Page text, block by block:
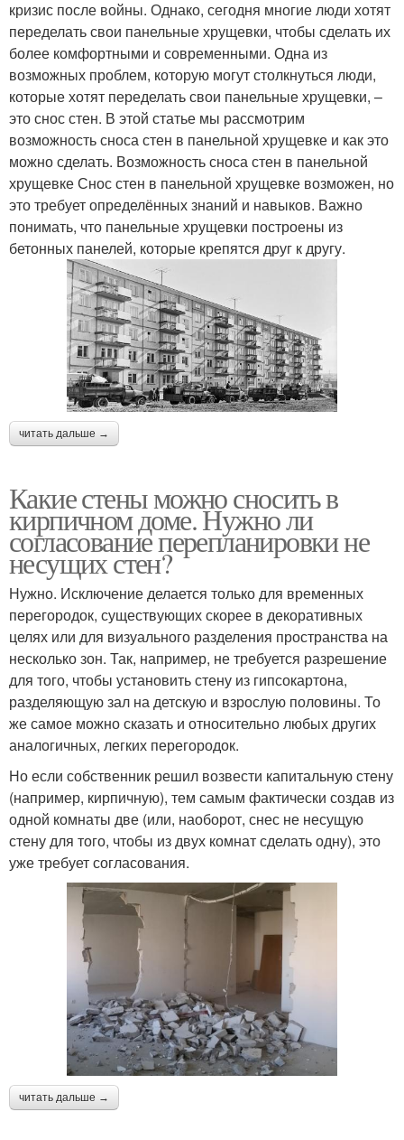
кризис после войны. Однако, сегодня многие люди хотят
переделать свои панельные хрущевки, чтобы сделать их
более комфортными и современными. Одна из
возможных проблем, которую могут столкнуться люди,
которые хотят переделать свои панельные хрущевки, –
это снос стен. В этой статье мы рассмотрим
возможность сноса стен в панельной хрущевке и как это
можно сделать. Возможность сноса стен в панельной
хрущевке Снос стен в панельной хрущевке возможен, но
это требует определённых знаний и навыков. Важно
понимать, что панельные хрущевки построены из
бетонных панелей, которые крепятся друг к другу.
читать дальше →
Какие стены можно сносить в
кирпичном доме. Нужно ли
согласование перепланировки не
несущих стен?
Нужно. Исключение делается только для временных
перегородок, существующих скорее в декоративных
целях или для визуального разделения пространства на
несколько зон. Так, например, не требуется разрешение
для того, чтобы установить стену из гипсокартона,
разделяющую зал на детскую и взрослую половины. То
же самое можно сказать и относительно любых других
аналогичных, легких перегородок.
Но если собственник решил возвести капитальную стену
(например, кирпичную), тем самым фактически создав из
одной комнаты две (или, наоборот, снес не несущую
стену для того, чтобы из двух комнат сделать одну), это
уже требует согласования.
читать дальше →